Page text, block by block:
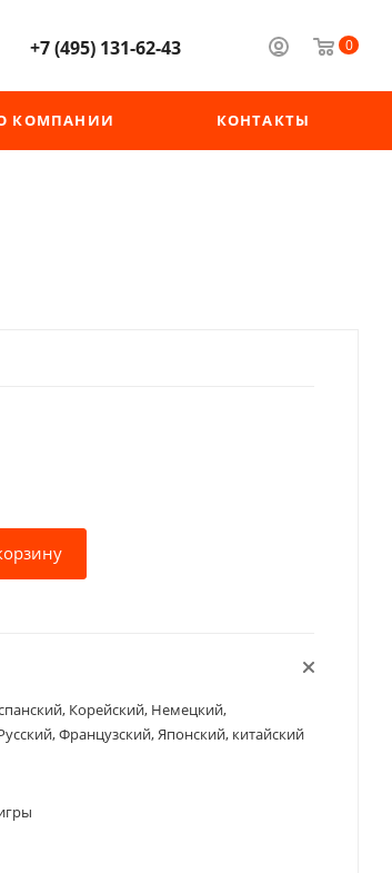
0
+7 (495) 131-62-43
КОМПАНИИ КОНТАКТЫ
Корейский, Немецкий,
Французский, Японский, китайский